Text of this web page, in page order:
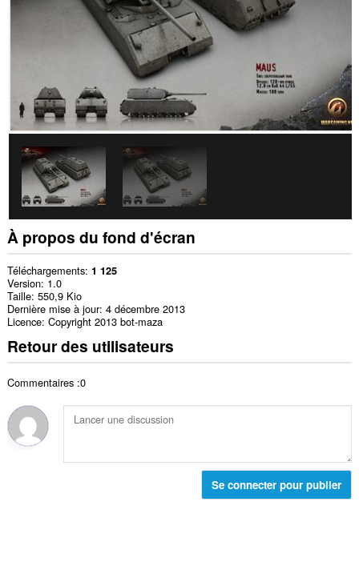
À propos du fond d'écran
Téléchargements 1 125
Version 1.0
Taille 550,9 Kio
Dernière mise à jour 4 décembre 2013
Licence Copyright 2013 bot-maza
Retour des utilisateurs
Commentaires :0
Se connecter pour publier